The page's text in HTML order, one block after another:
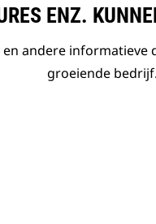
ENZ.
andere informatieve
groeiende bedrijf.